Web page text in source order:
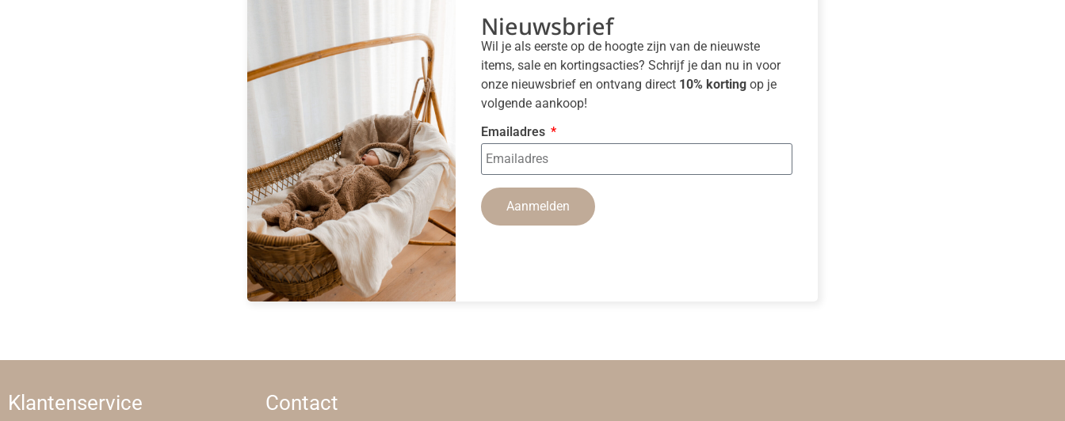
Nieuwsbrief
Wil je als eerste op de hoogte zijn van de nieuwste
items, sale en kortingsacties? Schrijf je dan nu in voor
onze nieuwsbrief en ontvang direct 10% kortingop je
volgende aankoop!
Emailadres
Aanmelden
Klantenservice Contact